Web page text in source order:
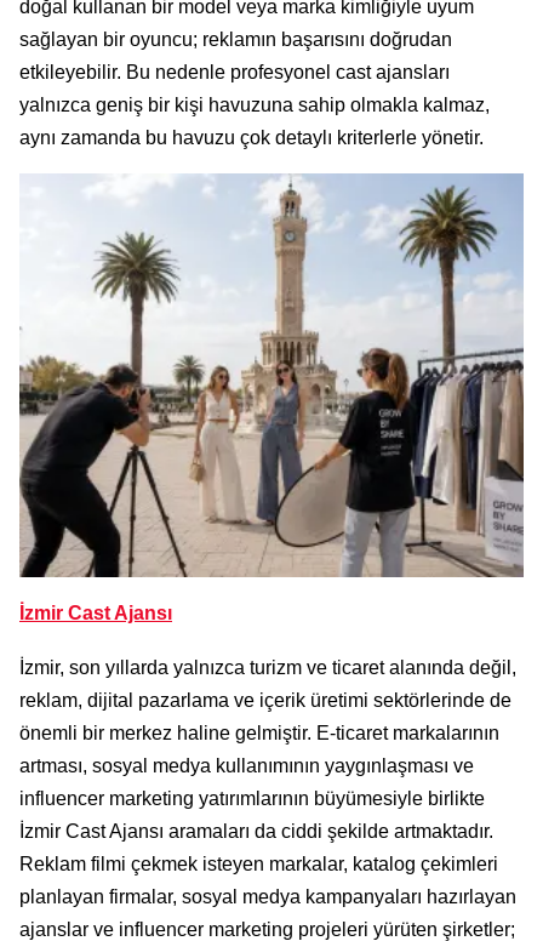
doğal kullanan bir model veya marka kimliğiyle uyum
sağlayan bir oyuncu; reklamın başarısını doğrudan
etkileyebilir. Bu nedenle profesyonel cast ajansları
yalnızca geniş bir kişi havuzuna sahip olmakla kalmaz,
aynı zamanda bu havuzu çok detaylı kriterlerle yönetir.
İzmir Cast Ajansı
İzmir, son yıllarda yalnızca turizm ve ticaret alanında değil,
reklam, dijital pazarlama ve içerik üretimi sektörlerinde de
önemli bir merkez haline gelmiştir. E-ticaret markalarının
artması, sosyal medya kullanımının yaygınlaşması ve
influencer marketing yatırımlarının büyümesiyle birlikte
İzmir Cast Ajansı aramaları da ciddi şekilde artmaktadır.
Reklam filmi çekmek isteyen markalar, katalog çekimleri
planlayan firmalar, sosyal medya kampanyaları hazırlayan
ajanslar ve influencer marketing projeleri yürüten şirketler;